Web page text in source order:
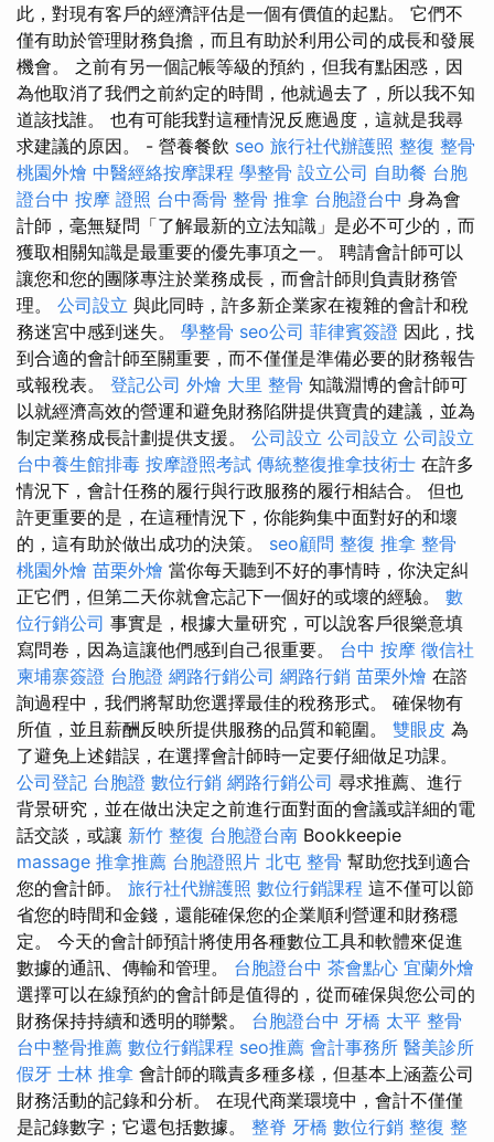
此，對現有客戶的經濟評估是一個有價值的起點。 它們不
僅有助於管理財務負擔，而且有助於利用公司的成長和發展
機會。 之前有另一個記帳等級的預約，但我有點困惑，因
為他取消了我們之前約定的時間，他就過去了，所以我不知
道該找誰。 也有可能我對這種情況反應過度，這就是我尋
求建議的原因。 - 營養餐飲 seo 旅行社代辦護照 整復 整骨
桃園外燴 中醫經絡按摩課程 學整骨 設立公司 自助餐 台胞
證台中 按摩 證照 台中喬骨 整骨 推拿 台胞證台中 身為會
計師，毫無疑問「了解最新的立法知識」是必不可少的，而
獲取相關知識是最重要的優先事項之一。 聘請會計師可以
讓您和您的團隊專注於業務成長，而會計師則負責財務管
理。 公司設立 與此同時，許多新企業家在複雜的會計和稅
務迷宮中感到迷失。 學整骨 seo公司 菲律賓簽證 因此，找
到合適的會計師至關重要，而不僅僅是準備必要的財務報告
或報稅表。 登記公司 外燴 大里 整骨 知識淵博的會計師可
以就經濟高效的營運和避免財務陷阱提供寶貴的建議，並為
制定業務成長計劃提供支援。 公司設立 公司設立 公司設立
台中養生館排毒 按摩證照考試 傳統整復推拿技術士 在許多
情況下，會計任務的履行與行政服務的履行相結合。 但也
許更重要的是，在這種情況下，你能夠集中面對好的和壞
的，這有助於做出成功的決策。 seo顧問 整復 推拿 整骨
桃園外燴 苗栗外燴 當你每天聽到不好的事情時，你決定糾
正它們，但第二天你就會忘記下一個好的或壞的經驗。 數
位行銷公司 事實是，根據大量研究，可以說客戶很樂意填
寫問卷，因為這讓他們感到自己很重要。 台中 按摩 徵信社
柬埔寨簽證 台胞證 網路行銷公司 網路行銷 苗栗外燴 在諮
詢過程中，我們將幫助您選擇最佳的稅務形式。 確保物有
所值，並且薪酬反映所提供服務的品質和範圍。 雙眼皮 為
了避免上述錯誤，在選擇會計師時一定要仔細做足功課。
公司登記 台胞證 數位行銷 網路行銷公司 尋求推薦、進行
背景研究，並在做出決定之前進行面對面的會議或詳細的電
話交談，或讓 新竹 整復 台胞證台南 Bookkeepie
massage 推拿推薦 台胞證照片 北屯 整骨 幫助您找到適合
您的會計師。 旅行社代辦護照 數位行銷課程 這不僅可以節
省您的時間和金錢，還能確保您的企業順利營運和財務穩
定。 今天的會計師預計將使用各種數位工具和軟體來促進
數據的通訊、傳輸和管理。 台胞證台中 茶會點心 宜蘭外燴
選擇可以在線預約的會計師是值得的，從而確保與您公司的
財務保持持續和透明的聯繫。 台胞證台中 牙橋 太平 整骨
台中整骨推薦 數位行銷課程 seo推薦 會計事務所 醫美診所
假牙 士林 推拿 會計師的職責多種多樣，但基本上涵蓋公司
財務活動的記錄和分析。 在現代商業環境中，會計不僅僅
是記錄數字；它還包括數據。 整脊 牙橋 數位行銷 整復 整